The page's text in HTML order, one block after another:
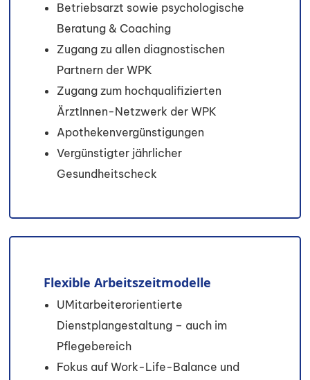
Betriebsarzt sowie psychologische
Beratung & Coaching
Zugang zu allen diagnostischen
Partnern der WPK
Zugang zum hochqualifizierten
ÄrztInnen-Netzwerk der WPK
Apothekenvergünstigungen
Vergünstigter jährlicher
Gesundheitscheck
Flexible Arbeitszeitmodelle
UMitarbeiterorientierte
Dienstplangestaltung – auch im
Pflegebereich
Fokus auf Work-Life-Balance und